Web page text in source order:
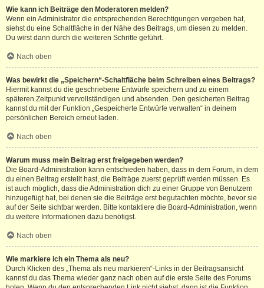
Wie kann ich Beiträge den Moderatoren melden?
Wenn ein Administrator die entsprechenden Berechtigungen vergeben hat,
siehst du eine Schaltfläche in der Nähe des Beitrags, um diesen zu melden.
Du wirst dann durch die weiteren Schritte geführt.
Nach oben
Was bewirkt die „Speichern“-Schaltfläche beim Schreiben eines Beitrags?
Hiermit kannst du die geschriebene Entwürfe speichern und zu einem
späteren Zeitpunkt vervollständigen und absenden. Den gesicherten Beitrag
kannst du mit der Funktion „Gespeicherte Entwürfe verwalten“ in deinem
persönlichen Bereich erneut laden.
Nach oben
Warum muss mein Beitrag erst freigegeben werden?
Die Board-Administration kann entschieden haben, dass in dem Forum, in dem
du einen Beitrag erstellt hast, die Beiträge zuerst geprüft werden müssen. Es
ist auch möglich, dass die Administration dich zu einer Gruppe von Benutzern
hinzugefügt hat, bei denen sie die Beiträge erst begutachten möchte, bevor sie
auf der Seite sichtbar werden. Bitte kontaktiere die Board-Administration, wenn
du weitere Informationen dazu benötigst.
Nach oben
Wie markiere ich ein Thema als neu?
Durch Klicken des „Thema als neu markieren“-Links in der Beitragsansicht
kannst du das Thema wieder ganz nach oben auf die erste Seite des Forums